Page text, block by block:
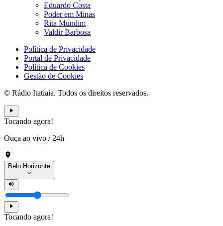
Eduardo Costa
Poder em Minas
Rita Mundim
Valdir Barbosa
Política de Privacidade
Portal de Privacidade
Política de Cookies
Gestão de Cookies
© Rádio Itatiaia. Todos os direitos reservados.
Tocando agora!
Ouça ao vivo / 24h
Belo Horizonte
Tocando agora!